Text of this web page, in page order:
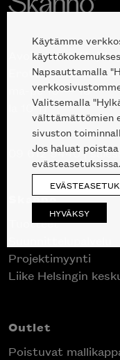
Avoinna kuluttajille
Erottajankatu 2,
ma-pe 10 — 18
la 10-17
09 612 9440 |
Skanno
Tuotteet
Projektimyynti
Liike Helsingin
Outlet
Poistuvat
Käytämme
Napsauttamalla
Valitsemalla
välttämättömien
sivuston
Jos haluat
evästeasetuksissa.
HYVÄKSY